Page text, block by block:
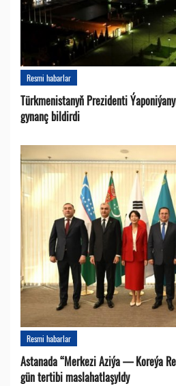
Resmi habarlar
Türkmenistanyň Prezidenti
gynanç bildirdi
Resmi habarlar
Astanada “Merkezi Aziýa — Koreýa
gün tertibi maslahatlaşyldy